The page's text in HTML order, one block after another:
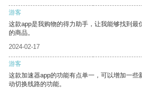
游客
这款app是我购物的得力助手，让我能够找到最
的商品。
2024-02-17
游客
这款加速器app的功能有点单一，可以增加一些
动切换线路的功能。